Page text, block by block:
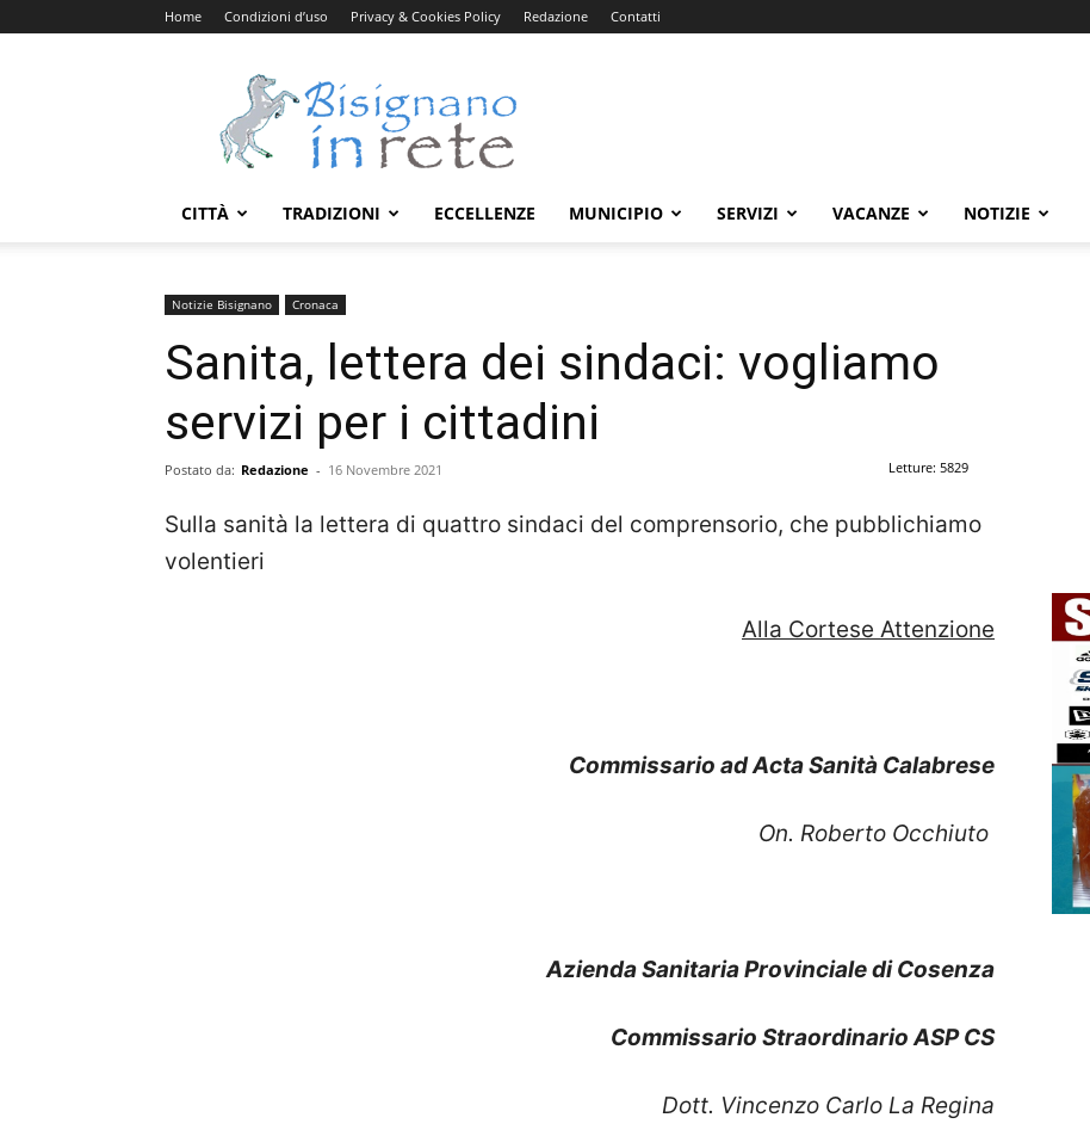
Home Condizioni d’uso Privacy & Cookies Policy Redazione Contatti
Bisignanoinrete.com
CITTÀ TRADIZIONI ECCELLENZE MUNICIPIO SERVIZI VACANZE NOTIZIE
Notizie Bisignano Cronaca
Sanita, lettera dei sindaci: vogliamo
servizi per i cittadini
Postato da: Redazione - 16 Novembre 2021 Letture: 5829
Sulla sanità la lettera di quattro sindaci del comprensorio, che pubblichiamo
volentieri
Alla Cortese Attenzione
Commissario ad Acta Sanità Calabrese
On. Roberto Occhiuto
Azienda Sanitaria Provinciale di Cosenza
Commissario Straordinario ASP CS
Dott. Vincenzo Carlo La Regina